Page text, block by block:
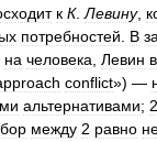
к К. Левину,
потребностей В
на человека Левин
conflict») —
альтернативами; 2
между 2 равно